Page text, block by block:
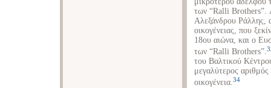
των “Ralli Brothers”.
Αλεξάνδρου Ράλλης,
οικογένειας, που
18ου αιώνα, και ο
των “Ralli Brothers”.
του Βαλτικού
μεγαλύτερος
οικογένεια.34